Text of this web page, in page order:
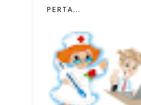
PERTA...